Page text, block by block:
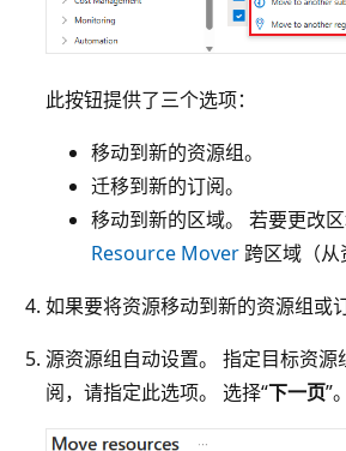
此按钮提供了三个选项：
移动到新的资源组。
迁移到新的订阅。
移动到新的区域。 若要更改
Resource Mover 跨区域（从
如果要将资源移动到新的资源组或
源资源组自动设置。 指定目标资
阅，请指定此选项。 选择“下一页”。